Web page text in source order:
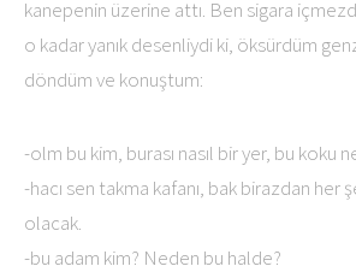
kanepenin üzerine attı. Ben sigara
o kadar yanık desenliydi ki, öksürdüm
döndüm ve konuştum:
-olm bu kim, burası nasıl bir yer, bu koku
-hacı sen takma kafanı, bak birazdan her
olacak.
-bu adam kim? Neden bu halde?